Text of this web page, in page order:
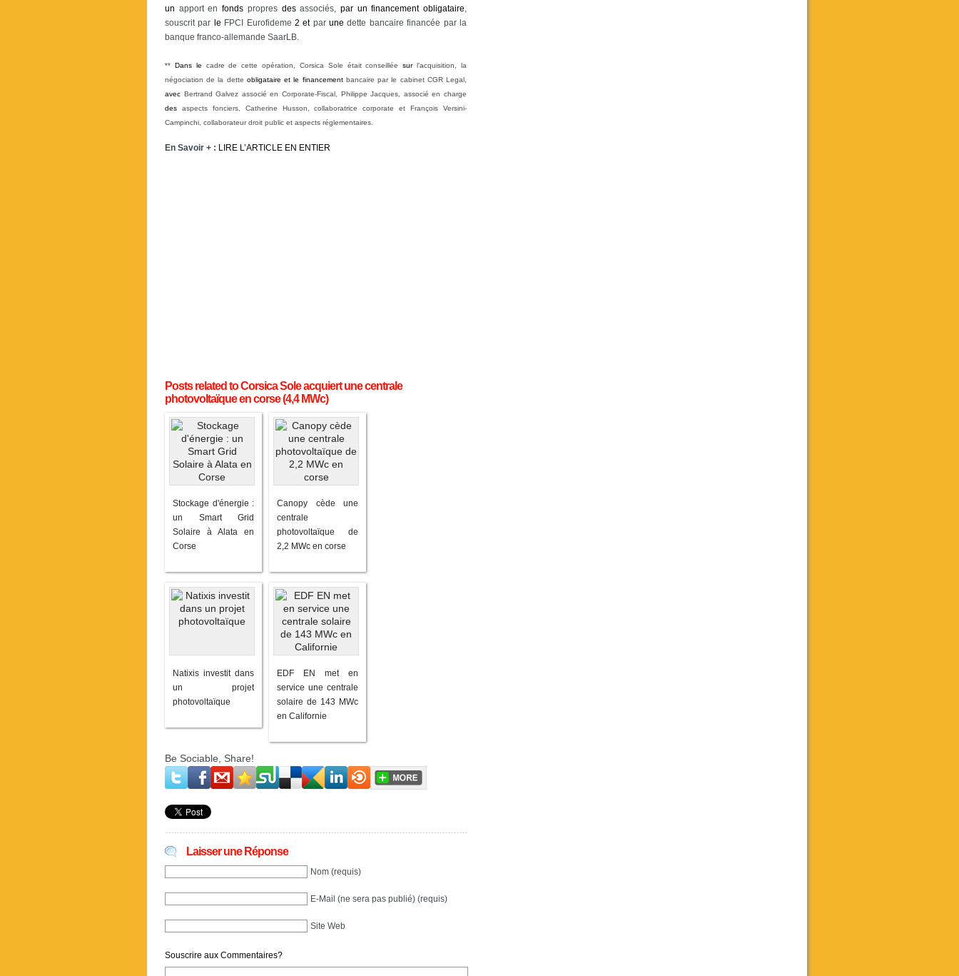
un apport enfonds propres desassociés, par un financement obligataire,
souscrit par le FPCI Eurofideme 2 etparune dette bancaire financée par la
banque franco-allemande SaarLB.
** Dans le cadre de cette opération, Corsica Sole était conseilléesurl’acquisition, la
négociation de la dette obligataire et le financementbancaire par le cabinet CGR Legal,
avec Bertrand Galvez associé en Corporate-Fiscal, Philippe Jacques, associé en charge
des aspects fonciers, Catherine Husson, collaboratrice corporate et François Versini-
Campinchi, collaborateur droit public et aspects réglementaires.
En Savoir + : LIRE L’ARTICLE EN ENTIER
Posts related to Corsica Sole acquiert une centrale
photovoltaïque en corse (4,4 MWc)
Stockage d'énergie :
un Smart Grid
Solaire à Alata en
Corse
Canopy cède une
centrale
photovoltaïque de
2,2 MWc en corse
Natixis investit dans
un projet
photovoltaïque
EDF EN met en
service une centrale
solaire de 143 MWc
en Californie
Be Sociable, Share!
Laisser une Réponse
Nom (requis)
E-Mail (ne sera pas publié) (requis)
Site Web
Souscrire aux Commentaires?